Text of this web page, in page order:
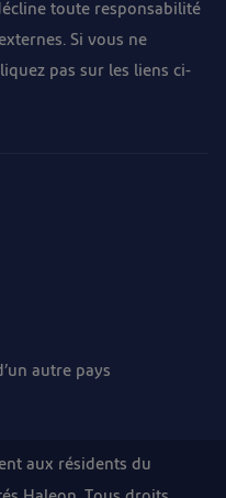
toute responsabilité
Si vous ne
pas sur les liens ci-
autre pays
aux résidents du